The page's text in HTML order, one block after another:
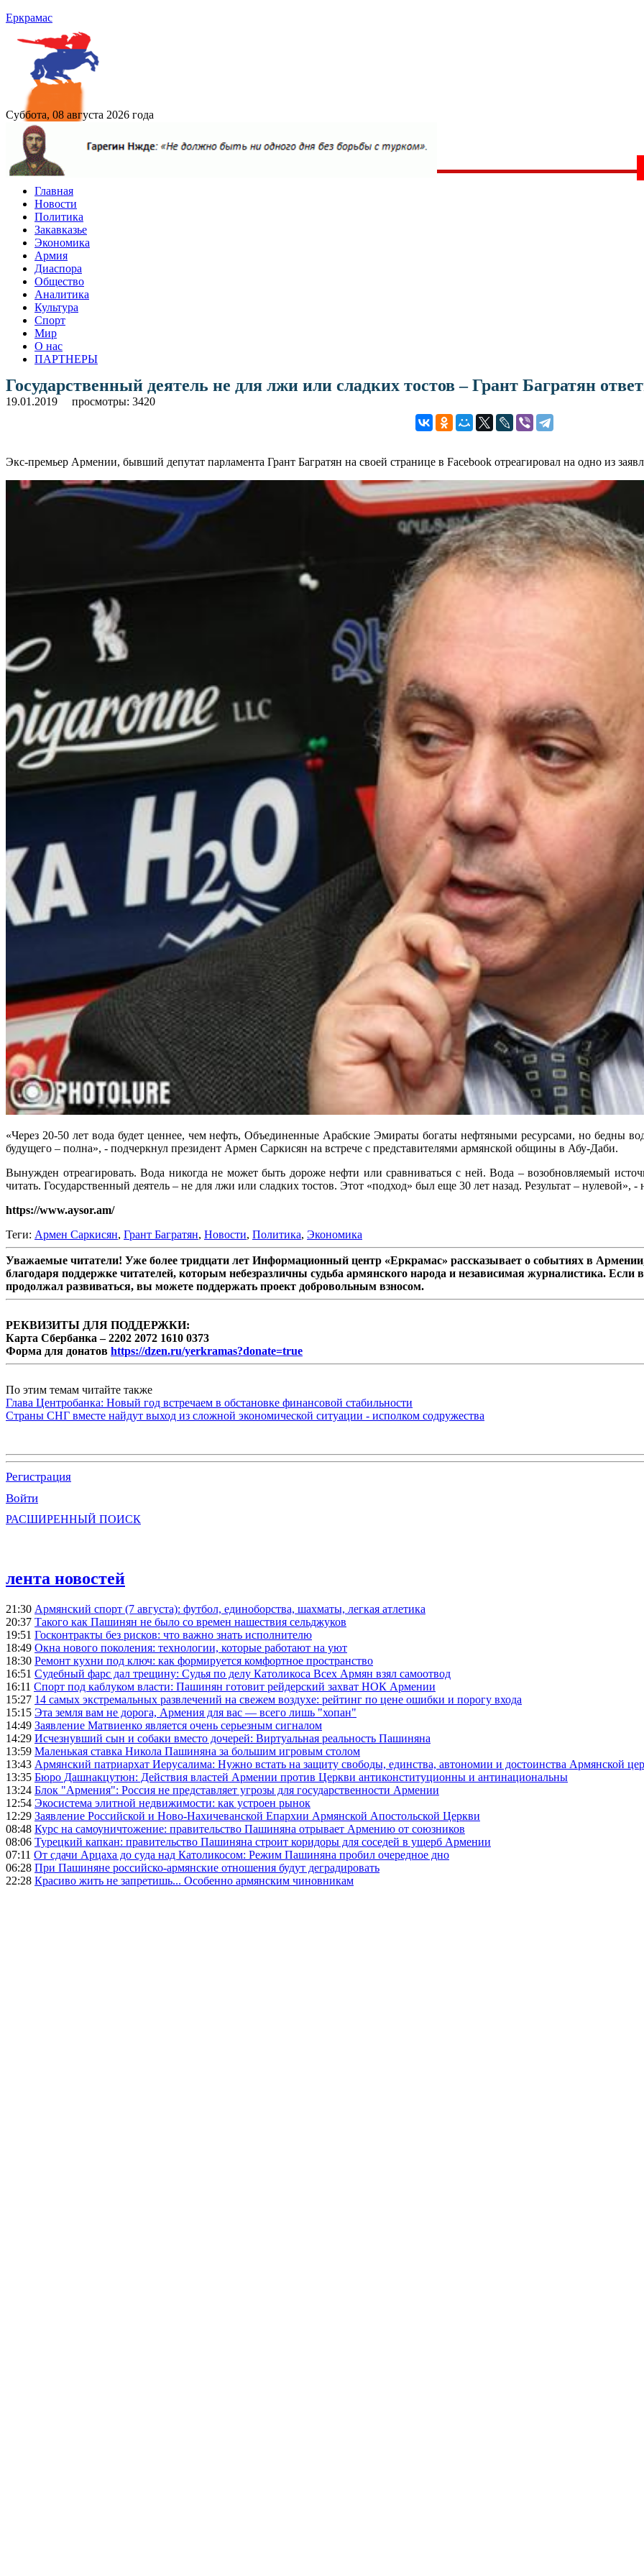
Еркрамас
Суббота, 08 августа 2026 года
Главная
Новости
Политика
Закавказье
Экономика
Армия
Диаспора
Общество
Аналитика
Культура
Спорт
Мир
О нас
ПАРТНЕРЫ
Государственный деятель не для лжи или сладких тостов – Грант Багратян
19.01.2019 просмотры: 3420
Экс-премьер Армении, бывший депутат парламента Грант Багратян на своей странице в Facebook отреагировал на одно из
«Через 20-50 лет вода будет ценнее, чем нефть, Объединенные Арабские Эмираты богаты нефтяными ресурсами, но бедны
будущего – полна», - подчеркнул президент Армен Саркисян на встрече с представителями армянской общины в Абу-Даби.
Вынужден отреагировать. Вода никогда не может быть дороже нефти или сравниваться с ней. Вода – возобновляемый
читать. Государственный деятель – не для лжи или сладких тостов. Этот «подход» был еще 30 лет назад. Результат – нулевой», -
https://www.aysor.am/
Теги: Армен Саркисян, Грант Багратян, Новости, Политика, Экономика
Уважаемые читатели! Уже более тридцати лет Информационный центр «Еркрамас» рассказывает о событиях в
благодаря поддержке читателей, которым небезразличны судьба армянского народа и независимая журналистика.
продолжал развиваться, вы можете поддержать проект добровольным взносом.
РЕКВИЗИТЫ ДЛЯ ПОДДЕРЖКИ:
Карта Сбербанка – 2202 2072 1610 0373
Форма для донатов https://dzen.ru/yerkramas?donate=true
По этим темам читайте также
Глава Центробанка: Новый год встречаем в обстановке финансовой стабильности
Страны СНГ вместе найдут выход из сложной экономической ситуации - исполком содружества
Регистрация
Войти
РАСШИРЕННЫЙ ПОИСК
лента новостей
21:30 Армянский спорт (7 августа): футбол, единоборства, шахматы, легкая атлетика
20:37 Такого как Пашинян не было со времен нашествия сельджуков
19:51 Госконтракты без рисков: что важно знать исполнителю
18:49 Окна нового поколения: технологии, которые работают на уют
18:30 Ремонт кухни под ключ: как формируется комфортное пространство
16:51 Судебный фарс дал трещину: Судья по делу Католикоса Всех Армян взял самоотвод
16:11 Спорт под каблуком власти: Пашинян готовит рейдерский захват НОК Армении
15:27 14 самых экстремальных развлечений на свежем воздухе: рейтинг по цене ошибки и порогу входа
15:15 Эта земля вам не дорога, Армения для вас — всего лишь "хопан"
14:49 Заявление Матвиенко является очень серьезным сигналом
14:29 Исчезнувший сын и собаки вместо дочерей: Виртуальная реальность Пашиняна
13:59 Маленькая ставка Никола Пашиняна за большим игровым столом
13:43 Армянский патриархат Иерусалима: Нужно встать на защиту свободы, единства, автономии и достоинства Армянской
13:35 Бюро Дашнакцутюн: Действия властей Армении против Церкви антиконституционны и антинациональны
13:24 Блок "Армения": Россия не представляет угрозы для государственности Армении
12:54 Экосистема элитной недвижимости: как устроен рынок
12:29 Заявление Российской и Ново-Нахичеванской Епархии Армянской Апостольской Церкви
08:48 Курс на самоуничтожение: правительство Пашиняна отрывает Армению от союзников
08:06 Турецкий капкан: правительство Пашиняна строит коридоры для соседей в ущерб Армении
07:11 От сдачи Арцаха до суда над Католикосом: Режим Пашиняна пробил очередное дно
06:28 При Пашиняне российско-армянские отношения будут деградировать
22:28 Красиво жить не запретишь... Особенно армянским чиновникам